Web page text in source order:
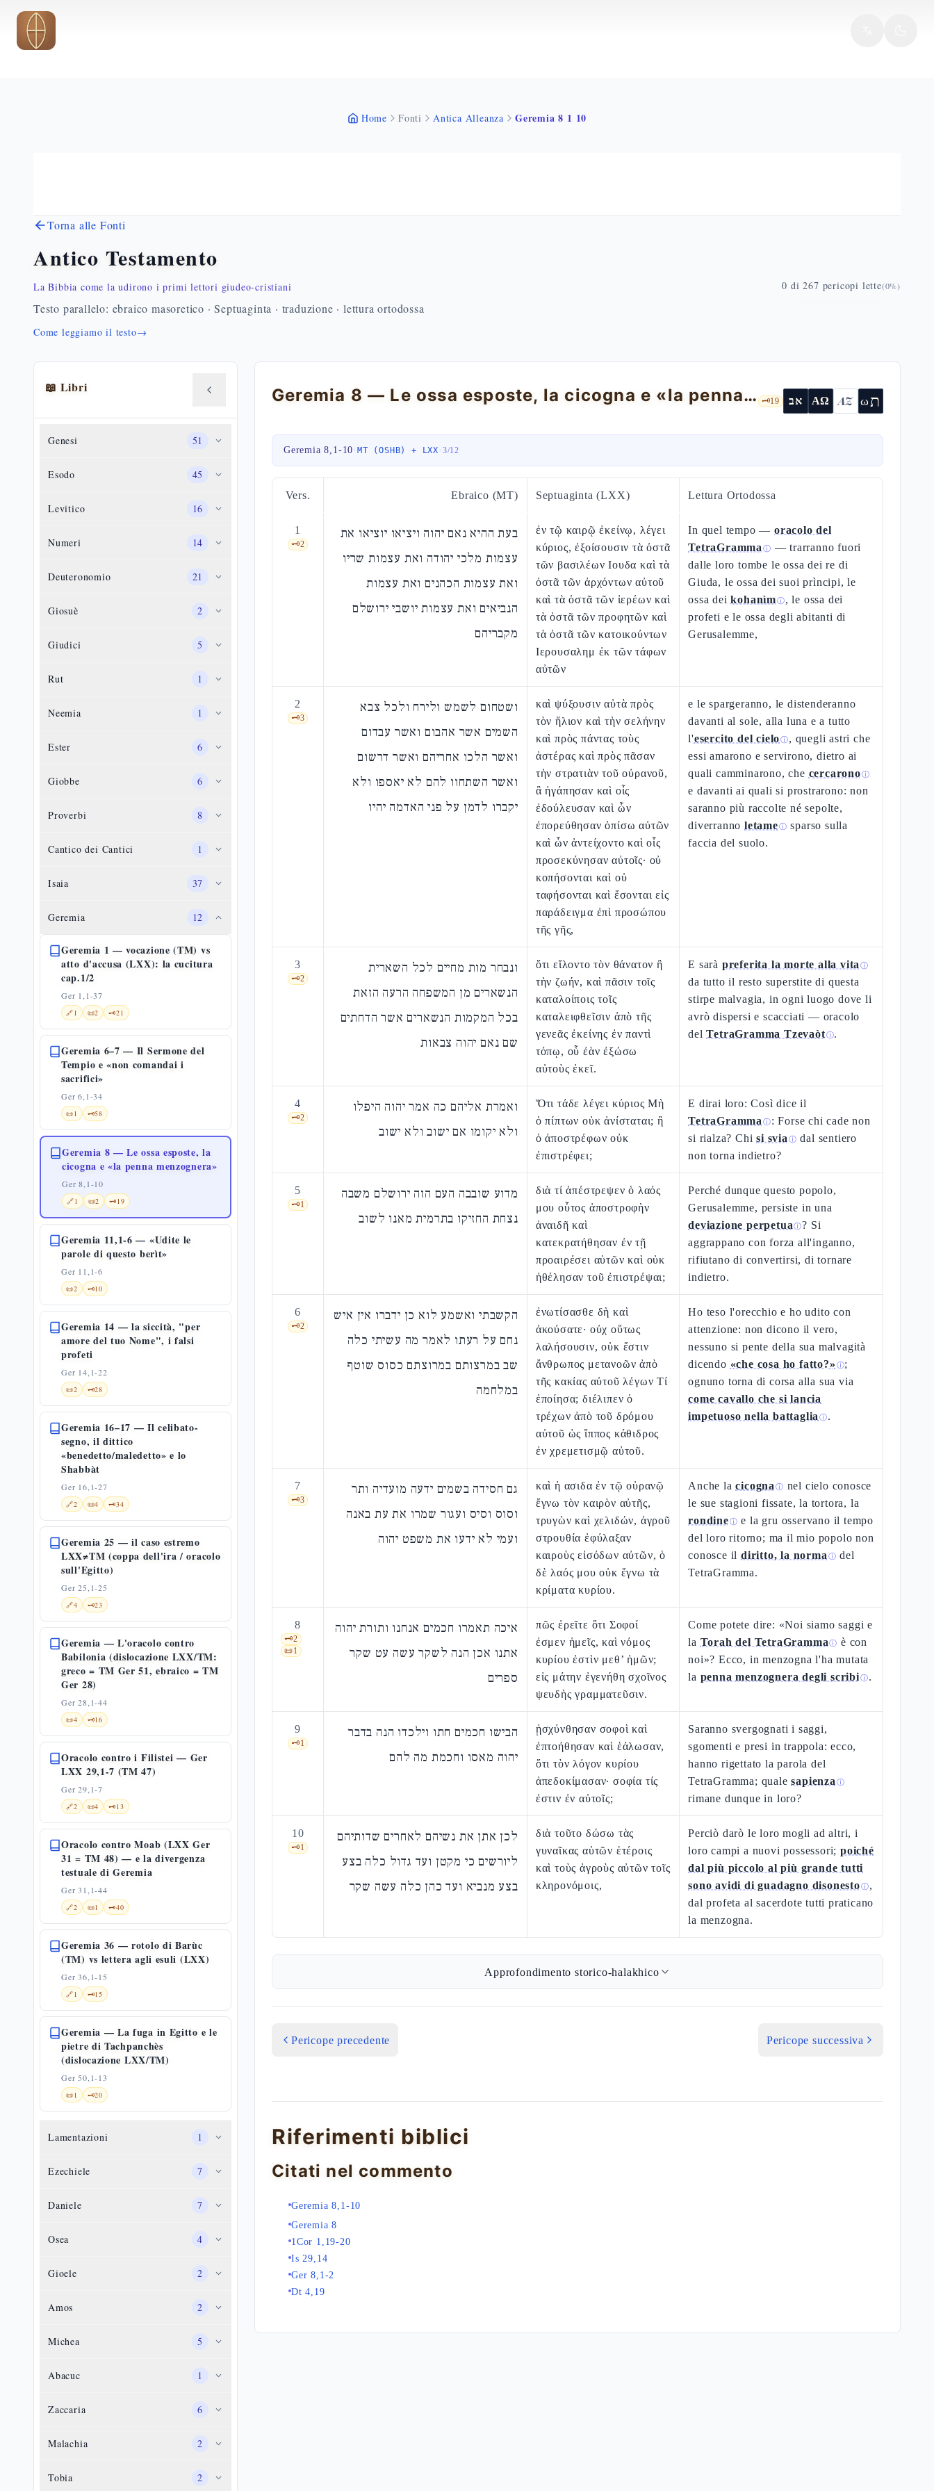
Vai al contenuto principale
Home Fonti Antica Alleanza Geremia 8 1 10
Torna alle Fonti
Antico Testamento
La Bibbia come la udirono i primi lettori giudeo-cristiani
Testo parallelo: ebraico masoretico · Septuaginta · traduzione · lettura ortodossa
Come leggiamo il testo→
0 di 267 pericopi lette(0%)
📖 Libri
Genesi 51
Esodo 45
Levitico 16
Numeri 14
Deuteronomio 21
Giosuè 2
Giudici 5
Rut 1
Neemia 1
Ester 6
Giobbe 6
Proverbi 8
Cantico dei Cantici 1
Isaia 37
Geremia 12
Geremia 1 — vocazione (TM) vs
atto d'accusa (LXX): la cucitura
cap.1/2
Ger 1,1-37
🔗1 📜2 🗝️21
Geremia 6–7 — Il Sermone del
Tempio e «non comandai i
sacrifici»
Ger 6,1-34
📜1 🗝️58
Geremia 8 — Le ossa esposte, la
cicogna e «la penna menzognera»
Ger 8,1-10
🔗1 📜2 🗝️19
Geremia 11,1-6 — «Udite le
parole di questo berìt»
Ger 11,1-6
📜2 🗝️10
Geremia 14 — la siccità, "per
amore del tuo Nome", i falsi
profeti
Ger 14,1-22
📜2 🗝️28
Geremia 16–17 — Il celibato-
segno, il dittico
«benedetto/maledetto» e lo
Shabbàt
Ger 16,1-27
🔗2 📜4 🗝️34
Geremia 25 — il caso estremo
LXX≠TM (coppa dell'ira / oracolo
sull'Egitto)
Ger 25,1-25
🔗4 🗝️23
Geremia — L'oracolo contro
Babilonia (dislocazione LXX/TM:
greco = TM Ger 51, ebraico = TM
Ger 28)
Ger 28,1-44
📜4 🗝️16
Oracolo contro i Filistei — Ger
LXX 29,1-7 (TM 47)
Ger 29,1-7
🔗2 📜4 🗝️13
Oracolo contro Moab (LXX Ger
31 = TM 48) — e la divergenza
testuale di Geremia
Ger 31,1-44
🔗2 📜1 🗝️40
Geremia 36 — rotolo di Barùc
(TM) vs lettera agli esuli (LXX)
Ger 36,1-15
🔗1 🗝️15
Geremia — La fuga in Egitto e le
pietre di Tachpanchès
(dislocazione LXX/TM)
Ger 50,1-13
📜1 🗝️20
Lamentazioni 1
Ezechiele 7
Daniele 7
Osea 4
Gioele 2
Amos 2
Michea 5
Abacuc 1
Zaccaria 6
Malachia 2
Tobia 2
Geremia 8 — Le ossa esposte, la cicogna e «la penna menzognera» 🗝️19 אב ΑΩ AZ ωת
Geremia 8,1-10·MT (OSHB) + LXX· 3/12
Vers. Ebraico (MT) Septuaginta (LXX) Lettura Ortodossa
1
🗝️2
בעת ההיא נאם יהוה ויציאו יוציאו את
עצמות מלכי יהודה ואת עצמות שריו
ואת עצמות הכהנים ואת עצמות
הנביאים ואת עצמות יושבי ירושלם
מקבריהם
ἐν τῷ καιρῷ ἐκείνῳ, λέγει
κύριος, ἐξοίσουσιν τὰ ὀστᾶ
τῶν βασιλέων Ιουδα καὶ τὰ
ὀστᾶ τῶν ἀρχόντων αὐτοῦ
καὶ τὰ ὀστᾶ τῶν ἱερέων καὶ
τὰ ὀστᾶ τῶν προφητῶν καὶ
τὰ ὀστᾶ τῶν κατοικούντων
Ιερουσαλημ ἐκ τῶν τάφων
αὐτῶν
In quel tempo —oracolo del
TetraGramma ⓘ — trarranno fuori
dalle loro tombe le ossa dei re di
Giuda, le ossa dei suoi prìncipi, le
ossa deikohanìmⓘ, le ossa dei
profeti e le ossa degli abitanti di
Gerusalemme,
2
🗝️3
ושטחום לשמש ולירח ולכל צבא
השמים אשר אהבום ואשר עבדום
ואשר הלכו אחריהם ואשר דרשום
ואשר השתחוו להם לא יאספו ולא
יקברו לדמן על פני האדמה יהיו
καὶ ψύξουσιν αὐτὰ πρὸς
τὸν ἥλιον καὶ τὴν σελήνην
καὶ πρὸς πάντας τοὺς
ἀστέρας καὶ πρὸς πᾶσαν
τὴν στρατιὰν τοῦ οὐρανοῦ,
ἃ ἠγάπησαν καὶ οἷς
ἐδούλευσαν καὶ ὧν
ἐπορεύθησαν ὀπίσω αὐτῶν
καὶ ὧν ἀντείχοντο καὶ οἷς
προσεκύνησαν αὐτοῖς· οὐ
κοπήσονται καὶ οὐ
ταφήσονται καὶ ἔσονται εἰς
παράδειγμα ἐπὶ προσώπου
τῆς γῆς,
e le spargeranno, le distenderanno
davanti al sole, alla luna e a tutto
l'esercito del cieloⓘ, quegli astri che
essi amarono e servirono, dietro ai
quali camminarono, che cercaronoⓘ
e davanti ai quali si prostrarono: non
saranno più raccolte né sepolte,
diverrannoletameⓘ sparso sulla
faccia del suolo.
3
🗝️2
ונבחר מות מחיים לכל השארית
הנשארים מן המשפחה הרעה הזאת
בכל המקמות הנשארים אשר הדחתים
שם נאם יהוה צבאות
ὅτι εἵλοντο τὸν θάνατον ἢ
τὴν ζωήν, καὶ πᾶσιν τοῖς
καταλοίποις τοῖς
καταλειφθεῖσιν ἀπὸ τῆς
γενεᾶς ἐκείνης ἐν παντὶ
τόπῳ, οὗ ἐὰν ἐξώσω
αὐτοὺς ἐκεῖ.
E sarà preferita la morte alla vita ⓘ
da tutto il resto superstite di questa
stirpe malvagia, in ogni luogo dove li
avrò dispersi e scacciati — oracolo
delTetraGramma Tzevaòtⓘ.
4
🗝️2
ואמרת אליהם כה אמר יהוה היפלו
ולא יקומו אם ישוב ולא ישוב
Ὅτι τάδε λέγει κύριος Μὴ
ὁ πίπτων οὐκ ἀνίσταται; ἢ
ὁ ἀποστρέφων οὐκ
ἐπιστρέφει;
E dirai loro: Così dice il
TetraGramma ⓘ: Forse chi cade non
si rialza? Chisi svia ⓘ dal sentiero
non torna indietro?
5
🗝️1
מדוע שובבה העם הזה ירושלם משבה
נצחת החזיקו בתרמית מאנו לשוב
διὰ τί ἀπέστρεψεν ὁ λαός
μου οὗτος ἀποστροφὴν
ἀναιδῆ καὶ
κατεκρατήθησαν ἐν τῇ
προαιρέσει αὐτῶν καὶ οὐκ
ἠθέλησαν τοῦ ἐπιστρέψαι;
Perché dunque questo popolo,
Gerusalemme, persiste in una
deviazione perpetua ⓘ? Si
aggrappano con forza all'inganno,
rifiutano di convertirsi, di tornare
indietro.
6
🗝️2
הקשבתי ואשמע לוא כן ידברו אין איש
נחם על רעתו לאמר מה עשיתי כלה
שב במרצותם במרוצתם כסוס שוטף
במלחמה
ἐνωτίσασθε δὴ καὶ
ἀκούσατε· οὐχ οὕτως
λαλήσουσιν, οὐκ ἔστιν
ἄνθρωπος μετανοῶν ἀπὸ
τῆς κακίας αὐτοῦ λέγων Τί
ἐποίησα; διέλιπεν ὁ
τρέχων ἀπὸ τοῦ δρόμου
αὐτοῦ ὡς ἵππος κάθιδρος
ἐν χρεμετισμῷ αὐτοῦ.
Ho teso l'orecchio e ho udito con
attenzione: non dicono il vero,
nessuno si pente della sua malvagità
dicendo «che cosa ho fatto?» ⓘ;
ognuno torna di corsa alla sua via
come cavallo che si lancia
impetuoso nella battaglia ⓘ.
7
🗝️3
גם חסידה בשמים ידעה מועדיה ותר
וסוס וסיס ועגור שמרו את עת באנה
ועמי לא ידעו את משפט יהוה
καὶ ἡ ασιδα ἐν τῷ οὐρανῷ
ἔγνω τὸν καιρὸν αὐτῆς,
τρυγὼν καὶ χελιδών, ἀγροῦ
στρουθία ἐφύλαξαν
καιροὺς εἰσόδων αὐτῶν, ὁ
δὲ λαός μου οὐκ ἔγνω τὰ
κρίματα κυρίου.
Anche lacicogna ⓘ nel cielo conosce
le sue stagioni fissate, la tortora, la
rondineⓘ e la gru osservano il tempo
del loro ritorno; ma il mio popolo non
conosce ildiritto, la norma ⓘ del
TetraGramma.
8
🗝️2
📜1
איכה תאמרו חכמים אנחנו ותורת יהוה
אתנו אכן הנה לשקר עשה עט שקר
ספרים
πῶς ἐρεῖτε ὅτι Σοφοί
ἐσμεν ἡμεῖς, καὶ νόμος
κυρίου ἐστὶν μεθ’ ἡμῶν;
εἰς μάτην ἐγενήθη σχοῖνος
ψευδὴς γραμματεῦσιν.
Come potete dire: «Noi siamo saggi e
la Torah del TetraGramma ⓘ è con
noi»? Ecco, in menzogna l'ha mutata
la penna menzognera degli scribiⓘ.
9
🗝️1
הבישו חכמים חתו וילכדו הנה בדבר
יהוה מאסו וחכמת מה להם
ᾐσχύνθησαν σοφοὶ καὶ
ἐπτοήθησαν καὶ ἑάλωσαν,
ὅτι τὸν λόγον κυρίου
ἀπεδοκίμασαν· σοφία τίς
ἐστιν ἐν αὐτοῖς;
Saranno svergognati i saggi,
sgomenti e presi in trappola: ecco,
hanno rigettato la parola del
TetraGramma; qualesapienza ⓘ
rimane dunque in loro?
10
🗝️1
לכן אתן את נשיהם לאחרים שדותיהם
ליורשים כי מקטן ועד גדול כלה בצע
בצע מנביא ועד כהן כלה עשה שקר
διὰ τοῦτο δώσω τὰς
γυναῖκας αὐτῶν ἑτέροις
καὶ τοὺς ἀγροὺς αὐτῶν τοῖς
κληρονόμοις,
Perciò darò le loro mogli ad altri, i
loro campi a nuovi possessori;poiché
dal più piccolo al più grande tutti
sono avidi di guadagno disonestoⓘ,
dal profeta al sacerdote tutti praticano
la menzogna.
Approfondimento storico-halakhico
Pericope precedente Pericope successiva
Riferimenti biblici
Citati nel commento
Geremia 8,1-10
Geremia 8
1Cor 1,19-20
Is 29,14
Ger 8,1-2
Dt 4,19